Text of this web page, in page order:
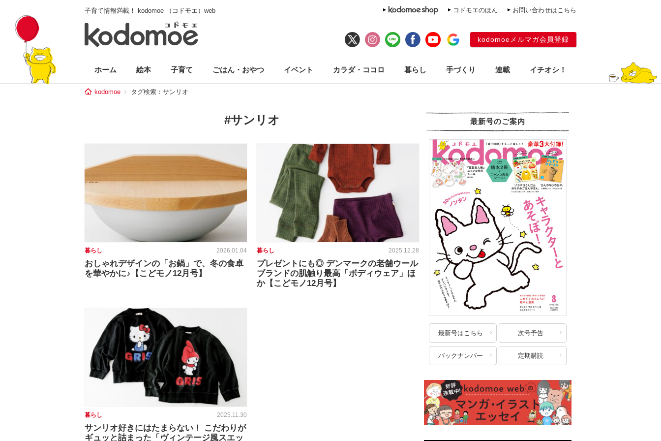
子育て情報満載！ kodomoe （コドモエ）web コドモエのほん お問い合わせはこちら
kodomoeメルマガ会員登録
ホーム 絵本 子育て ごはん・おやつ イベント カラダ・ココロ 暮らし 手づくり 連載 イチオシ！
kodomoe タグ検索：サンリオ
#サンリオ
暮らし 2026.01.04
おしゃれデザインの「お鍋」で、冬の食卓
を華やかに♪【こどモノ12月号】
暮らし 2025.12.28
プレゼントにも◎ デンマークの老舗ウール
ブランドの肌触り最高「ボディウェア」ほ
か【こどモノ12月号】
暮らし 2025.11.30
サンリオ好きにはたまらない！ こだわりが
ギュッと詰まった「ヴィンテージ風スエッ
最新号のご案内
最新号はこちら 次号予告
バックナンバー 定期購読